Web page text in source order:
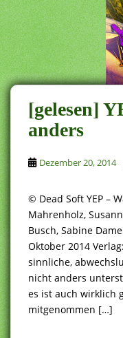
n
t
[gelesen]
anders
Dezember 20, 2014
© Dead Soft YEP –
Mahrenholz,
Busch, Sabine
Oktober 2014
sinnliche,
nicht anders
es ist auch wirklich
mitgenommen […]